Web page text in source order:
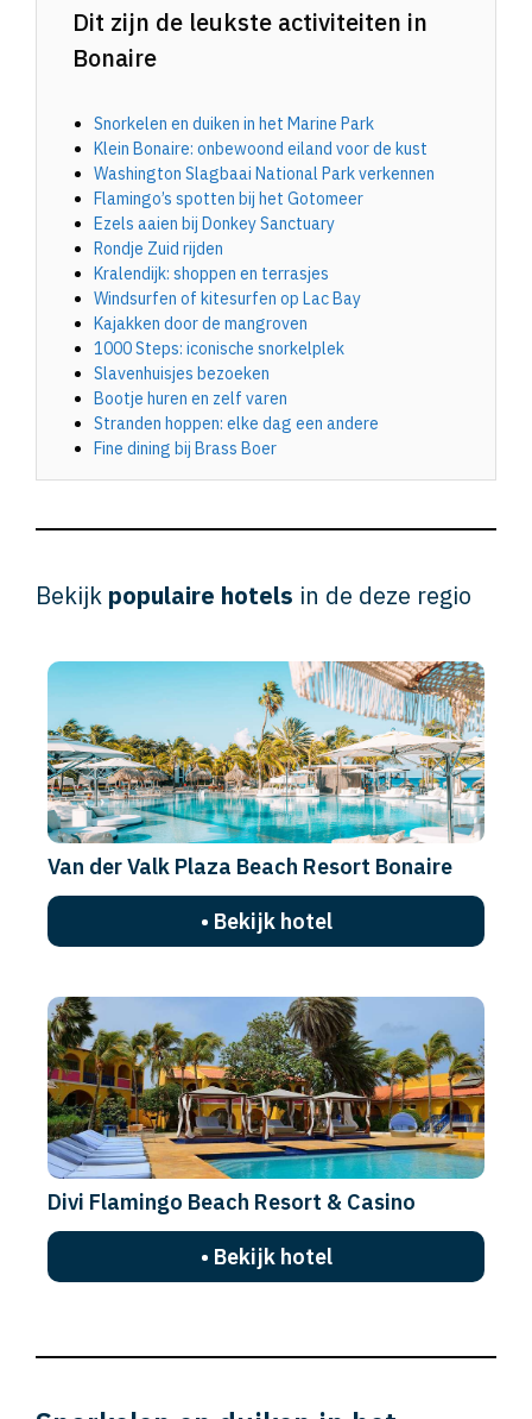
Dit zijn de leukste activiteiten in
Bonaire
Snorkelen en duiken in het Marine Park
Klein Bonaire: onbewoond eiland voor de kust
Washington Slagbaai National Park verkennen
Flamingo’s spotten bij het Gotomeer
Ezels aaien bij Donkey Sanctuary
Rondje Zuid rijden
Kralendijk: shoppen en terrasjes
Windsurfen of kitesurfen op Lac Bay
Kajakken door de mangroven
1000 Steps: iconische snorkelplek
Slavenhuisjes bezoeken
Bootje huren en zelf varen
Stranden hoppen: elke dag een andere
Fine dining bij Brass Boer
Bekijk populaire hotels in de deze regio
Van der Valk Plaza Beach Resort Bonaire
• Bekijk hotel
Divi Flamingo Beach Resort & Casino
• Bekijk hotel